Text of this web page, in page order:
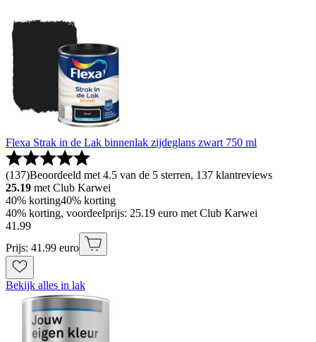
Flexa Strak in de Lak binnenlak zijdeglans zwart 750 ml
(137)Beoordeeld met 4.5 van de 5 sterren, 137 klantreviews
25.19 met Club Karwei
40% korting40% korting
40% korting, voordeelprijs: 25.19 euro met Club Karwei
41 .99
Prijs: 41.99 euro
Bekijk alles in lak